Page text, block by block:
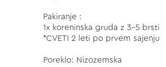
Pakiranje :
1x koreninska gruda z 3-5 brsti
*CVETI 2 leti po prvem sajenju
Poreklo: Nizozemska